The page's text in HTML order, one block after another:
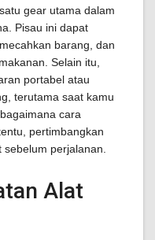
gear utama dalam
Pisau ini dapat
barang, dan
Selain itu,
portabel atau
terutama saat kamu
cara
pertimbangkan
perjalanan.
Alat